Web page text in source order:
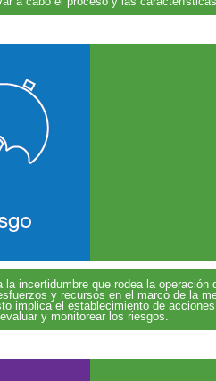
incertidumbre que rodea la operación
y recursos en el marco de la
implica el establecimiento de
y monitorear los riesgos.